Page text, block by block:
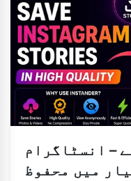
– انسٹاگرام
میں محفوظ